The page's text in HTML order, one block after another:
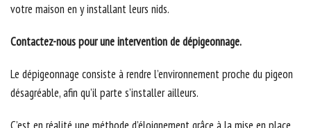
votre maison en y installant leurs nids.
Contactez-nous pour une intervention de dépigeonnage.
Le dépigeonnage consiste à rendre l’environnement proche du pigeon
désagréable, afin qu’il parte s’installer ailleurs.